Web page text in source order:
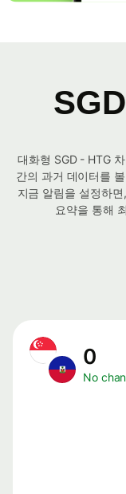
대화형 SGD - HTG
간의 과거 데이터를
지금 알림을 설정하
요약을 통해
0
No